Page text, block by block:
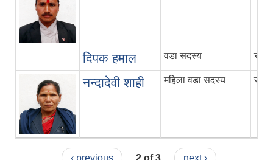
दिपक हमाल वडा सदस्य
नन्दादेवी शाही महिला वडा सदस्य